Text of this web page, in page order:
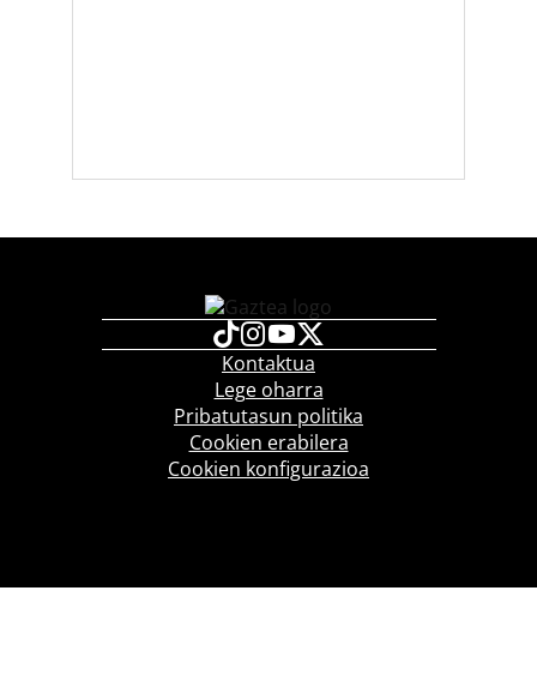
Kontaktua
Lege oharra
Pribatutasun politika
Cookien erabilera
Cookien konfigurazioa